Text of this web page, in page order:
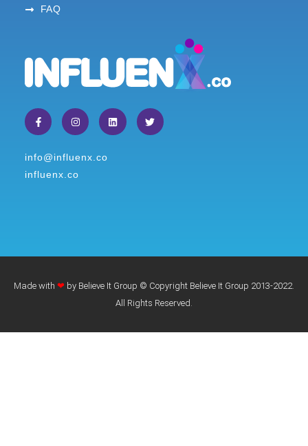
FAQ
info@influenx.co
influenx.co
Made with ❤ by Believe It Group © Copyright Believe It Group 2013-2022.
All Rights Reserved.​